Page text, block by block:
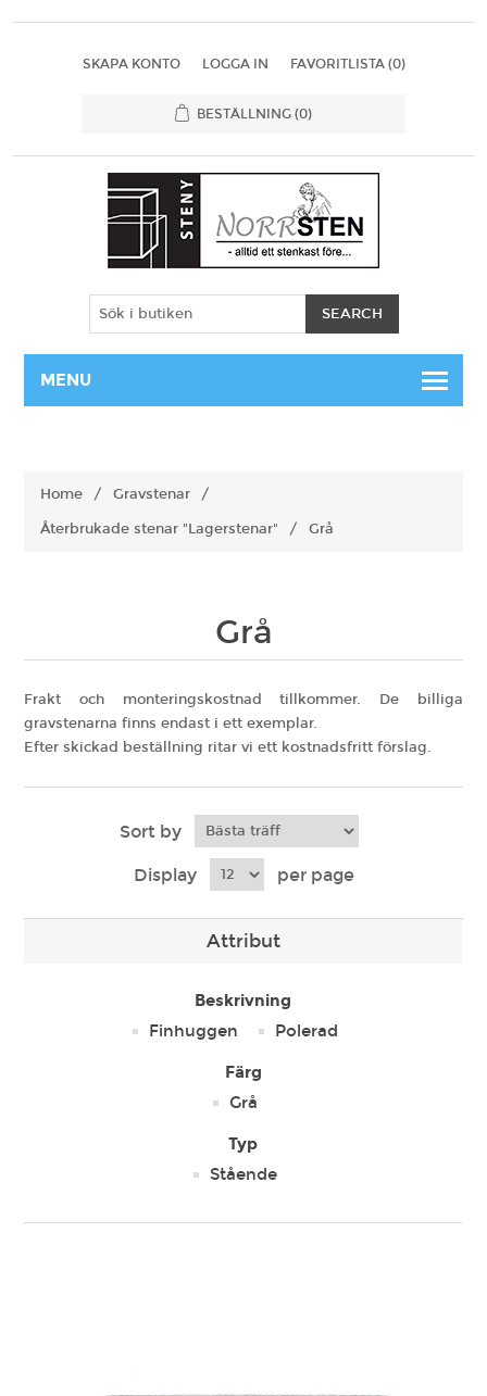
SKAPA KONTO LOGGA IN FAVORITLISTA (0)
BESTÄLLNING (0)
MENU
Home / Gravstenar
/
Återbrukade stenar "Lagerstenar"
/ Grå
Grå
Frakt och monteringskostnad tillkommer. De billiga
gravstenarna finns endast i ett exemplar.
Efter skickad beställning ritar vi ett kostnadsfritt förslag.
Sort by
Display per page
Attribut
Beskrivning
Finhuggen
Polerad
Färg
Grå
Typ
Stående